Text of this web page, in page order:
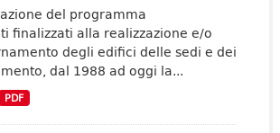
del programma
finalizzati alla realizzazione e/o
degli edifici delle sedi e dei
dal 1988 ad oggi la...
PDF